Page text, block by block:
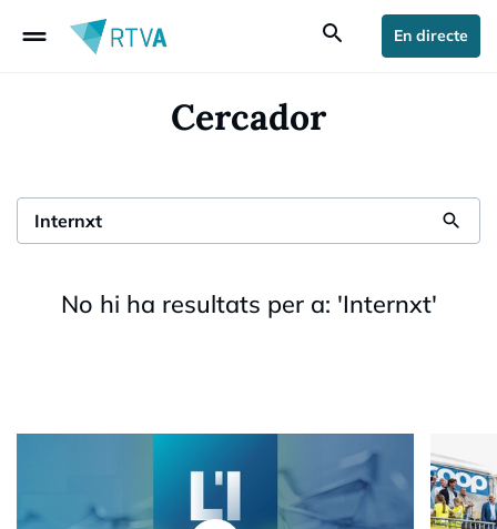
drag_handle search En directe
Cercador
search
No hi ha resultats per a: 'Internxt'